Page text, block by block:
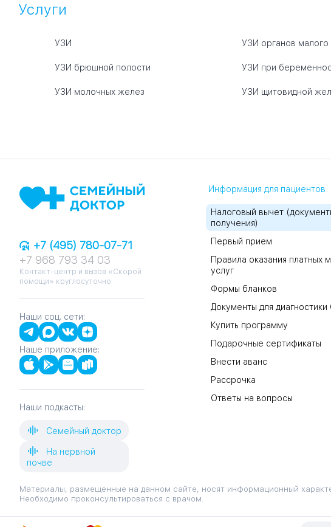
Услуги
УЗИ
УЗИ брюшной полости
УЗИ молочных желез
УЗИ органов малого
УЗИ при
УЗИ щитовидной
+7 (495) 780-07-71
+7 968 793 34 03
Контакт-центр и вызов «Скорой
помощи» круглосуточно
Наши соц. сети:
Наше приложение:
Наши подкасты:
Семейный доктор
На нервной
почве
Информация для пациентов
Налоговый вычет
получения)
Первый прием
Правила оказания платных
услуг
Формы бланков
Документы для диагностики
Купить программу
Подарочные сертификаты
Внести аванс
Рассрочка
Ответы на вопросы
Материалы, размещенные на данном сайте, носят информационный
Необходимо проконсультироваться с врачом.